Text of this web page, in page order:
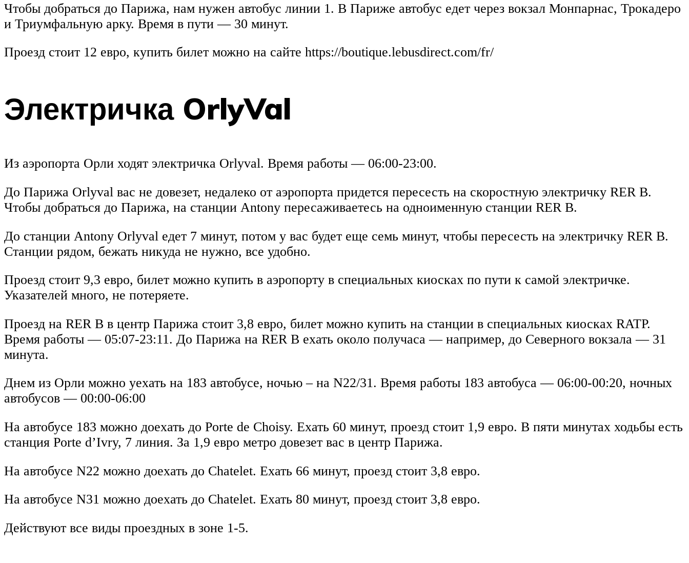
Чтобы добраться до Парижа, нам нужен автобус линии 1. В Париже автобус едет через вокзал Монпарнас, Трокадеро
и Триумфальную арку. Время в пути — 30 минут.
Проезд стоит 12 евро, купить билет можно на сайте https://boutique.lebusdirect.com/fr/
Электричка OrlyVal
Из аэропорта Орли ходят электричка Orlyval. Время работы — 06:00-23:00.
До Парижа Orlyval вас не довезет, недалеко от аэропорта придется пересесть на скоростную электричку RER B.
Чтобы добраться до Парижа, на станции Antony пересаживаетесь на одноименную станции RER B.
До станции Antony Orlyval едет 7 минут, потом у вас будет еще семь минут, чтобы пересесть на электричку RER B.
Станции рядом, бежать никуда не нужно, все удобно.
Проезд стоит 9,3 евро, билет можно купить в аэропорту в специальных киосках по пути к самой электричке.
Указателей много, не потеряете.
Проезд на RER B в центр Парижа стоит 3,8 евро, билет можно купить на станции в специальных киосках RATP.
Время работы — 05:07-23:11. До Парижа на RER B ехать около получаса — например, до Северного вокзала — 31
минута.
Днем из Орли можно уехать на 183 автобусе, ночью – на N22/31. Время работы 183 автобуса — 06:00-00:20, ночных
автобусов — 00:00-06:00
На автобусе 183 можно доехать до Porte de Choisy. Ехать 60 минут, проезд стоит 1,9 евро. В пяти минутах ходьбы есть
станция Porte d’Ivry, 7 линия. За 1,9 евро метро довезет вас в центр Парижа.
На автобусе N22 можно доехать до Chatelet. Ехать 66 минут, проезд стоит 3,8 евро.
На автобусе N31 можно доехать до Chatelet. Ехать 80 минут, проезд стоит 3,8 евро.
Действуют все виды проездных в зоне 1-5.